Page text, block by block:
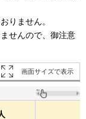
りません。
せんので、御注意
画面サイズで表示